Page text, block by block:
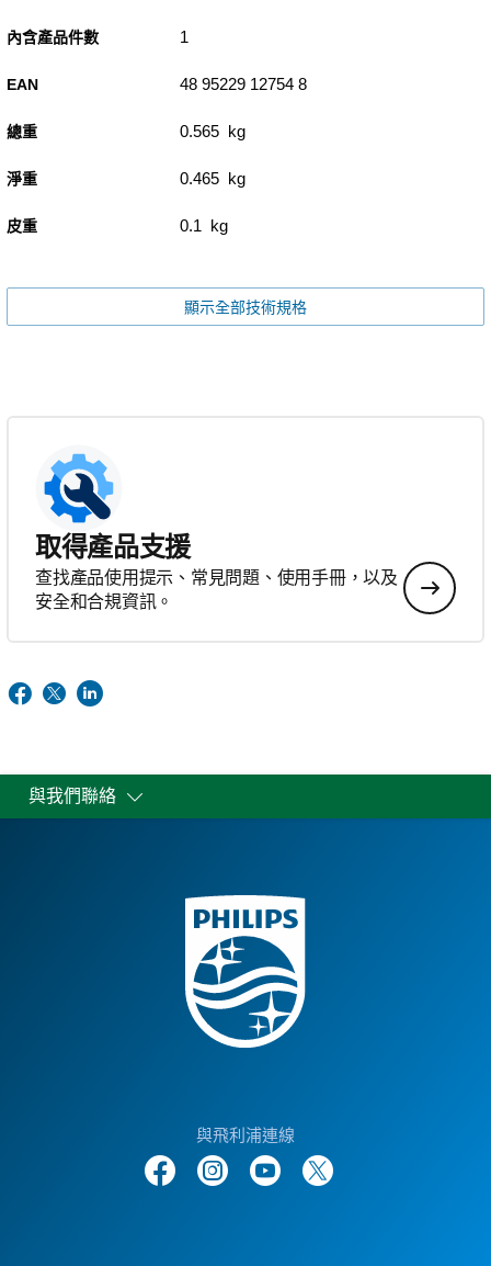
內含產品件數 1
EAN 48 95229 12754 8
總重 0.565 kg
淨重 0.465 kg
皮重 0.1 kg
顯示全部技術規格
取得產品支援
查找產品使用提示、常見問題、使用手冊，以及
安全和合規資訊。
與我們聯絡
與飛利浦連線